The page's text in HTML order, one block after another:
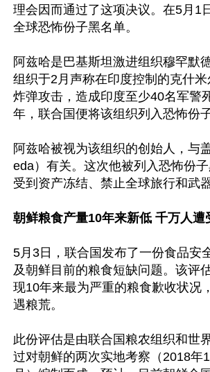
理会因而通过了这项决议。在5月1
全球恐怖份子黑名单。
阿兹哈是巴基斯坦激进组织穆罕默
组织于2月声称在印度控制的克什
炸弹攻击，造成印度至少40名军警
年，联合国便将该组织列入恐怖份
阿兹哈被视为该组织的创始人，与
eda）有关。这次他被列入恐怖份
受到资产冻结、禁止全球旅行和武
朝鲜粮食产量10年来新低 千万人遭
5月3日，联合国发布了一份食品安
及朝鲜目前的粮食短缺问题。该评
现10年来最为严重的粮食歉收状况
遇粮荒。
此份评估是由联合国粮农组织和世
过对朝鲜的两次实地考察（2018年